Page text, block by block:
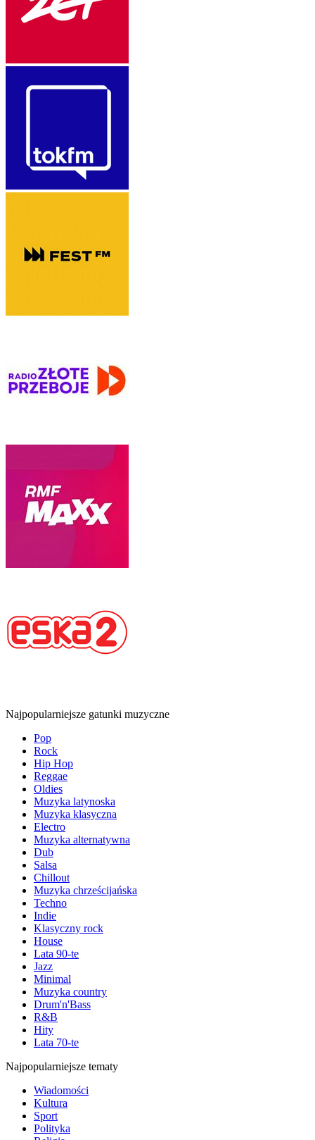
Najpopularniejsze gatunki muzyczne
Pop
Rock
Hip Hop
Reggae
Oldies
Muzyka latynoska
Muzyka klasyczna
Electro
Muzyka alternatywna
Dub
Salsa
Chillout
Muzyka chrześcijańska
Techno
Indie
Klasyczny rock
House
Lata 90-te
Jazz
Minimal
Muzyka country
Drum'n'Bass
R&B
Hity
Lata 70-te
Najpopularniejsze tematy
Wiadomości
Kultura
Sport
Polityka